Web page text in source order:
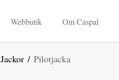
Webbutik Om Caspal
Jackor / Pilotjacka